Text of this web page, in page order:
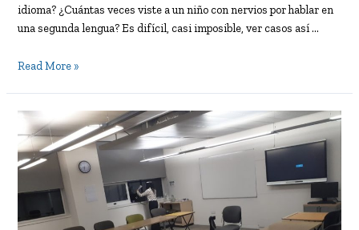
idioma? ¿Cuántas veces viste a un niño con nervios por hablar en
una segunda lengua? Es difícil, casi imposible, ver casos así …
Dos
ansiedad
lingüística
Read More »